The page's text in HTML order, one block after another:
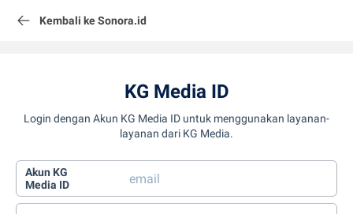
Kembali ke Sonora.id
KG Media ID
Login dengan Akun KG Media ID untuk menggunakan layanan-
layanan dari KG Media.
Akun KG
Media ID